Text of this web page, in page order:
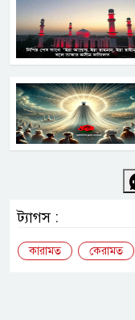
ট্যাগস :
কারামত কেরামত